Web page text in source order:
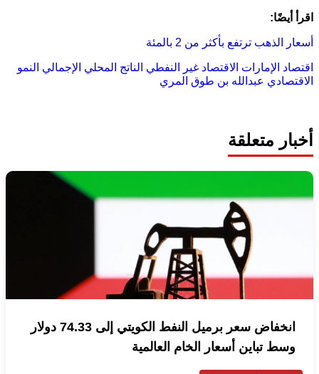
اقرأ أيضًا:
أسعار الذهب ترتفع بأكثر من 2 بالمئة
اقتصاد الإمارات الاقتصاد غير النفطي الناتج المحلي الإجمالي النمو
الاقتصادي عبدالله بن طوق المري
أخبار متعلقة
انخفاض سعر برميل النفط الكويتي إلى 74.33 دولار
وسط تباين أسعار الخام العالمية